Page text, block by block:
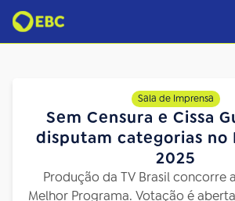
Sala de Imprensa
Sem Censura e Cissa
disputam categorias no
2025
Produção da TV Brasil concorre
Melhor Programa. Votação é